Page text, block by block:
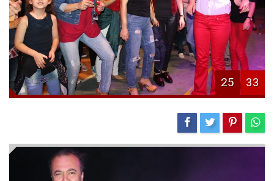
25 33